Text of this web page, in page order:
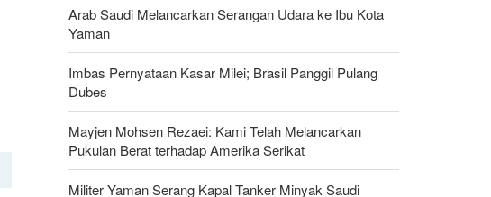
Arab Saudi Melancarkan Serangan Udara ke Ibu Kota
Yaman
Imbas Pernyataan Kasar Milei; Brasil Panggil Pulang
Dubes
Mayjen Mohsen Rezaei: Kami Telah Melancarkan
Pukulan Berat terhadap Amerika Serikat
Militer Yaman Serang Kapal Tanker Minyak Saudi